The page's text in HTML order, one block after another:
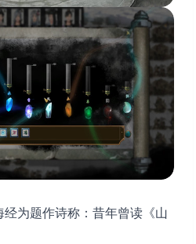
为题作诗称：昔年曾读《山